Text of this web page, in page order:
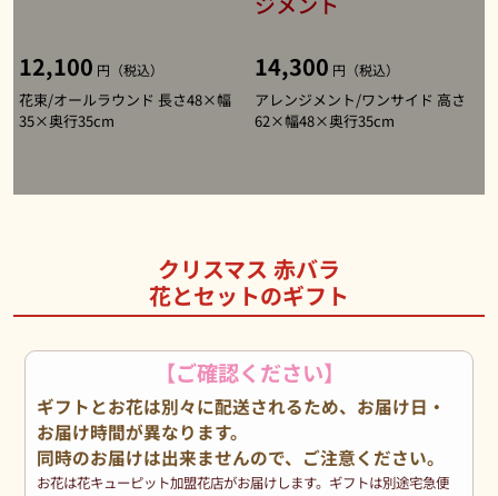
12,100 円（税込）
花束/オールラウンド 長さ48×幅
35×奥行35cm
14,300 円（税込）
アレンジメント/ワンサイド 高さ
62×幅48×奥行35cm
クリスマス 赤バラ
花とセットのギフト
【ご確認ください】
ギフトとお花は別々に配送されるため、お届け日・
お届け時間が異なります。
同時のお届けは出来ませんので、ご注意ください。
お花は花キューピット加盟花店がお届けします。ギフトは別途宅急便